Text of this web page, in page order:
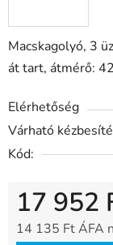
Macskagolyó, 3
át tart, átmérő:
Elérhetőség
Várható
Kód:
17 952
14 135 Ft ÁFA